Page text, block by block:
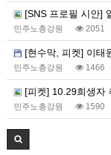
[SNS 프로필 시안]
민주노총강원 2051
[현수막, 피켓] 이태
민주노총강원 1466
[피켓] 10.29희생자
민주노총강원 1590